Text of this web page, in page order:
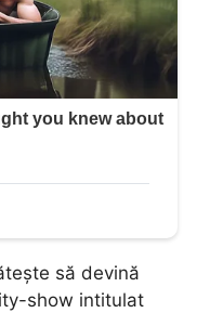
să devină
show intitulat